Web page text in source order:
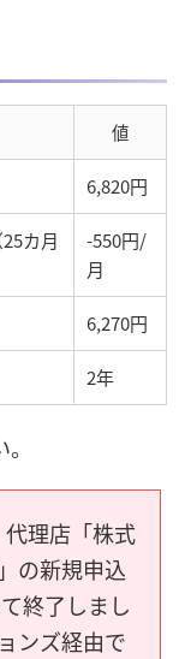
値
6,820円
カ月
-550円/
月
6,270円
2年
代理店「株式
の新規申込
終了しまし
ンズ経由で